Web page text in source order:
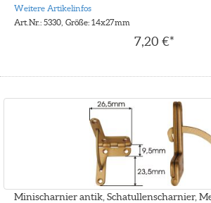
Weitere Artikelinfos
Art.Nr.: 5330, Größe: 14x27mm
7,20 €*
Minischarnier antik, Schatullenscharnier,